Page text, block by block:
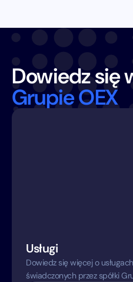
Dowiedz się
Grupie OEX
Usługi
Dowiedz się więcej o
świadczonych przez spółki